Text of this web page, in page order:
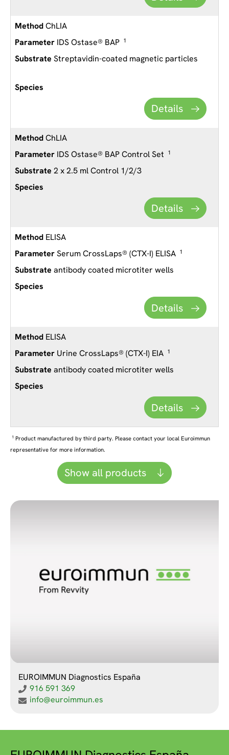
ChLIA
IDS Ostase® BAP 1
Streptavidin-coated magnetic particles
Details
ChLIA
IDS Ostase® BAP Control Set
1
2 x 2.5 ml Control 1/2/3
Details
ELISA
Serum CrossLaps® (CTX-I) ELISA 1
antibody coated microtiter wells
Details
ELISA
Urine CrossLaps® (CTX-I) EIA 1
antibody coated microtiter wells
Details
1 Product manufactured by third party. Please contact your local Euroimmun
representative for more information.
Show all products
EUROIMMUN Diagnostics España
916 591 369
info@euroimmun.es